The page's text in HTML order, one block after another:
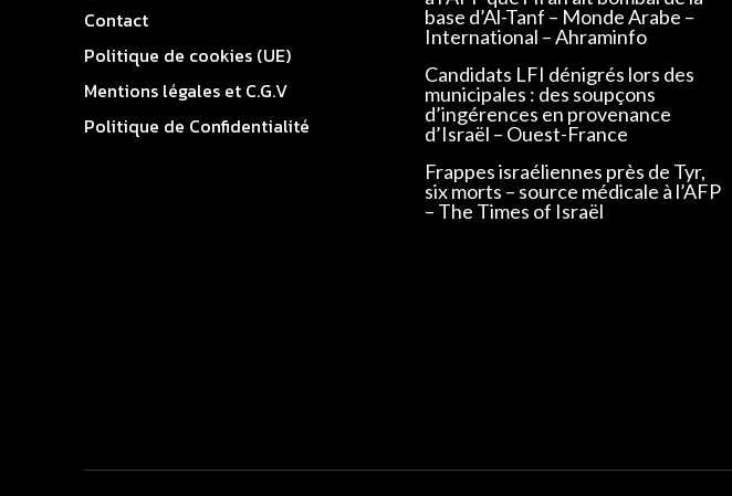
Contact
Politique de cookies (UE)
Mentions légales et C.G.V
Politique de Confidentialité
base d’Al-Tanf – Monde Arabe –
International – Ahraminfo
Candidats LFI dénigrés lors des
municipales : des soupçons
d’ingérences en provenance
d’Israël – Ouest-France
Frappes israéliennes près de Tyr,
six morts – source médicale à l’AFP
– The Times of Israël